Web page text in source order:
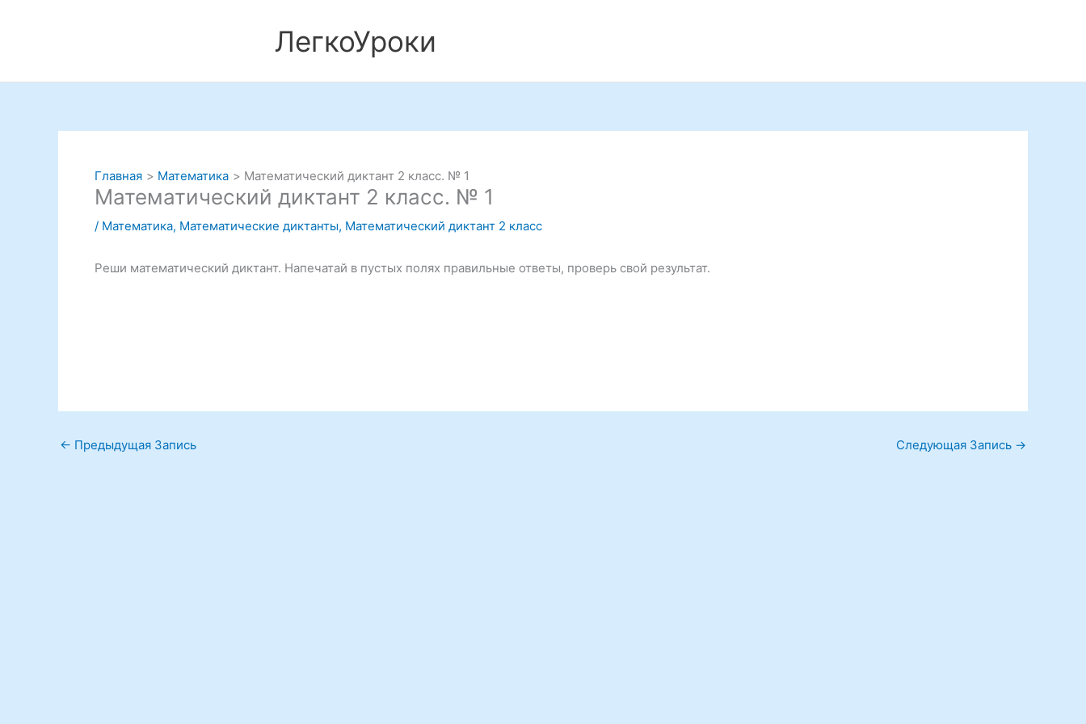
ЛегкоУроки
Главная Математика Математический диктант 2 класс. № 1
Математический диктант 2 класс. № 1
/ Математика, Математические диктанты, Математический диктант 2 класс
Реши математический диктант. Напечатай в пустых полях правильные ответы, проверь свой результат.
← Предыдущая Запись Следующая Запись →